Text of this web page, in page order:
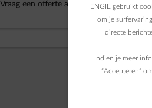
Vraag een offerte aan voor uwENGIE gebruikt
om je
directe
Indien je meer
“Accepteren”